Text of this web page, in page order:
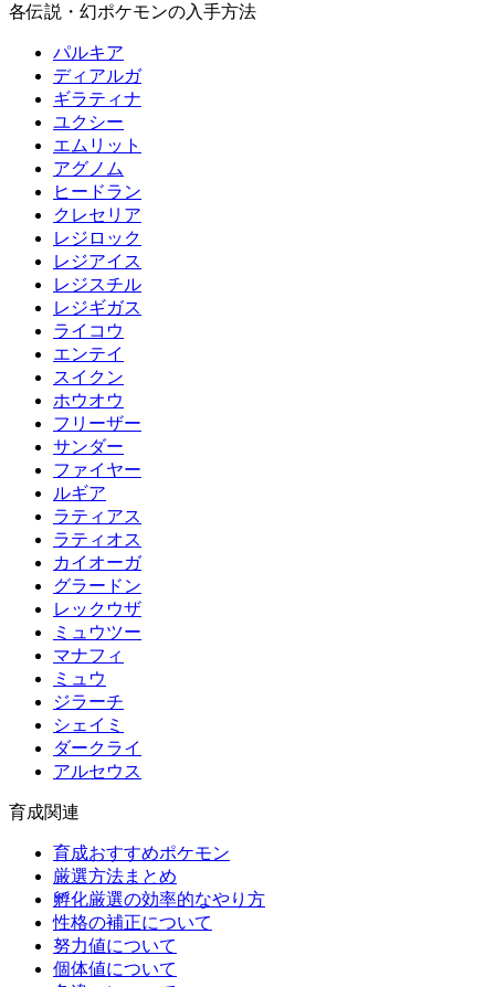
各伝説・幻ポケモンの入手方法
パルキア
ディアルガ
ギラティナ
ユクシー
エムリット
アグノム
ヒードラン
クレセリア
レジロック
レジアイス
レジスチル
レジギガス
ライコウ
エンテイ
スイクン
ホウオウ
フリーザー
サンダー
ファイヤー
ルギア
ラティアス
ラティオス
カイオーガ
グラードン
レックウザ
ミュウツー
マナフィ
ミュウ
ジラーチ
シェイミ
ダークライ
アルセウス
育成関連
育成おすすめポケモン
厳選方法まとめ
孵化厳選の効率的なやり方
性格の補正について
努力値について
個体値について